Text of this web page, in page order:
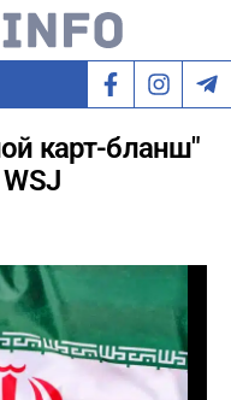
карт-бланш"